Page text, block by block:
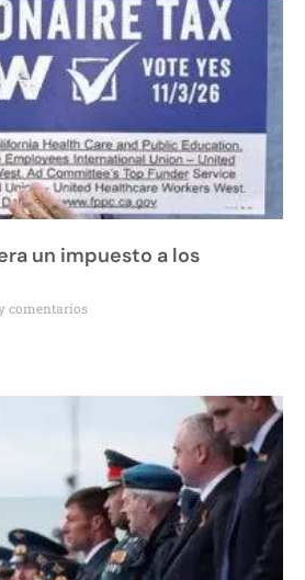
un impuesto a los
comentarios